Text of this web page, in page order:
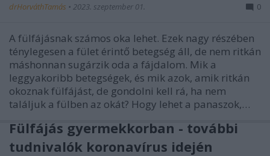
drHorváthTamás • 2023. szeptember 01. 0
A fülfájásnak számos oka lehet. Ezek nagy részében
ténylegesen a fület érintő betegség áll, de nem ritkán
máshonnan sugárzik oda a fájdalom. Mik a
leggyakoribb betegségek, és mik azok, amik ritkán
okoznak fülfájást, de gondolni kell rá, ha nem
találjuk a fülben az okát? Hogy lehet a panaszok,…
Fülfájás gyermekkorban - további
tudnivalók koronavírus idején